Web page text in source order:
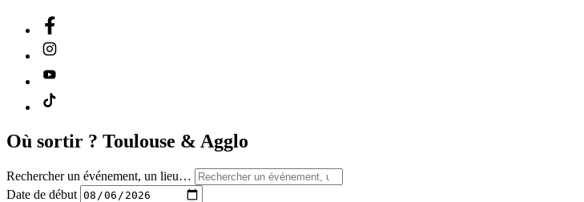
Où sortir ? Toulouse & Agglo
Rechercher un événement, un lieu…
Date de début